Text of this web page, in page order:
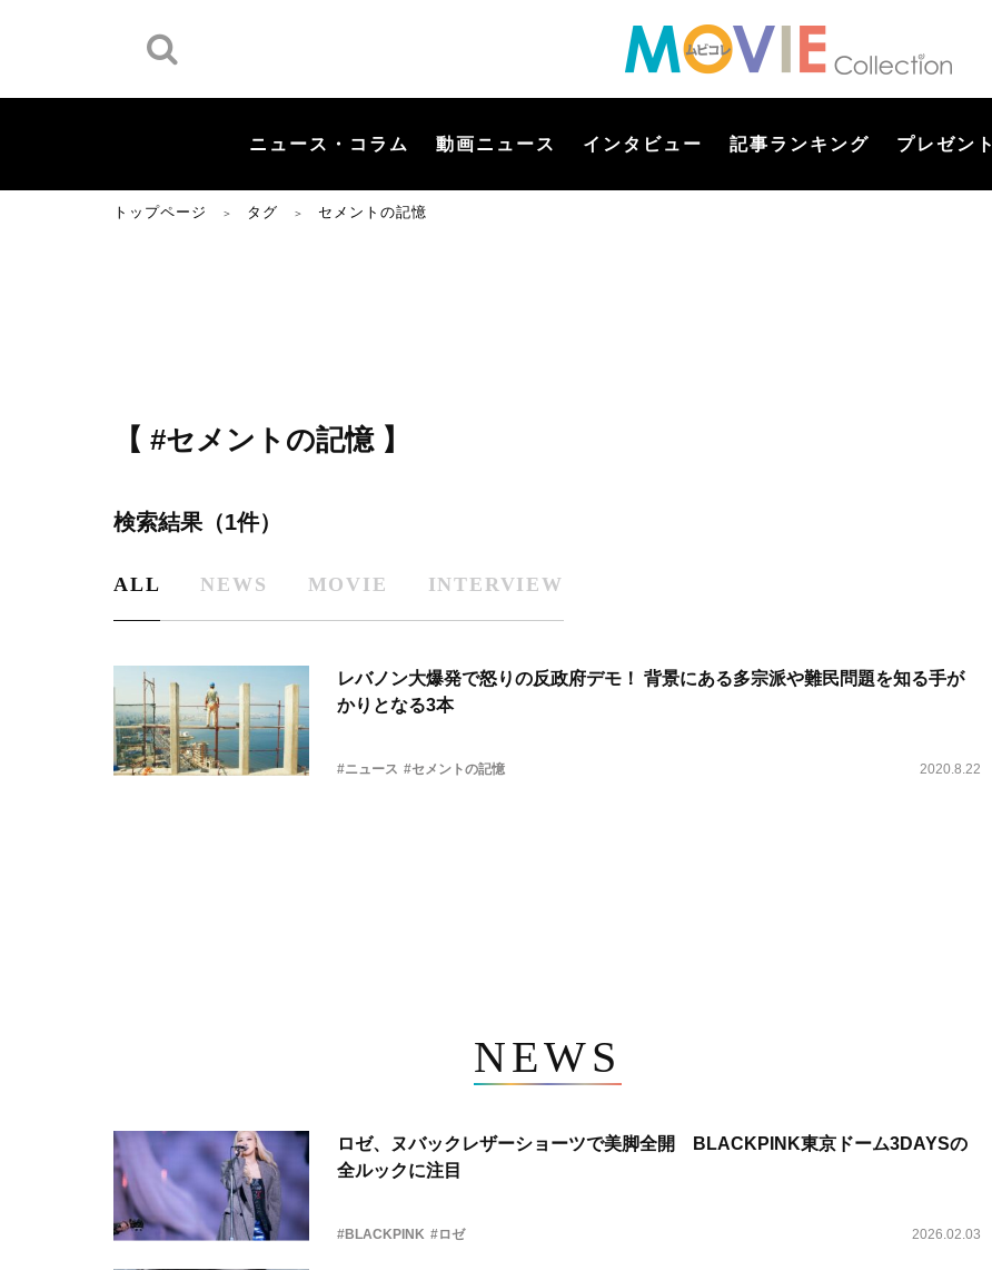
ニュース・コラム 動画ニュース インタビュー 記事ランキング プレゼント
トップページ ＞ タグ ＞ セメントの記憶
【 #セメントの記憶 】
検索結果（1件）
ALL NEWS MOVIE INTERVIEW
レバノン大爆発で怒りの反政府デモ！ 背景にある多宗派や難民問題を知る手が
かりとなる3本
#ニュース #セメントの記憶 2020.8.22
NEWS
ロゼ、ヌバックレザーショーツで美脚全開 BLACKPINK東京ドーム3DAYSの
全ルックに注目
#BLACKPINK #ロゼ 2026.02.03